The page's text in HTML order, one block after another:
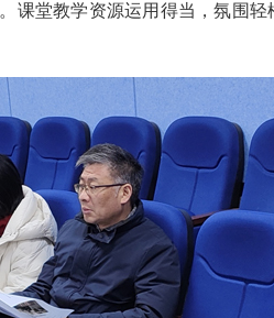
课堂教学资源运用得当，氛围